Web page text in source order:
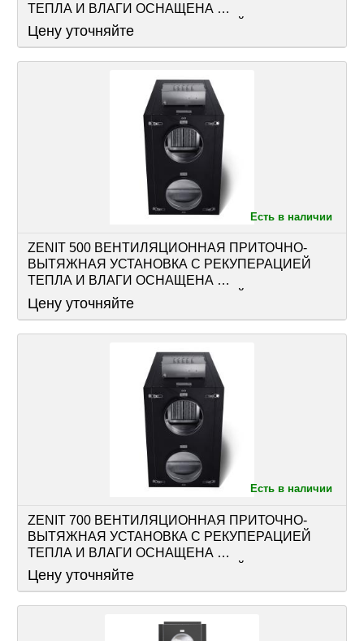
ТЕПЛА И ВЛАГИ ОСНАЩЕНА
РЕКУПЕРАТОРОМ, АВТОМАТИКОЙ
Цену уточняйте
Есть в наличии
ZENIT 500 ВЕНТИЛЯЦИОННАЯ ПРИТОЧНО-
ВЫТЯЖНАЯ УСТАНОВКА С РЕКУПЕРАЦИЕЙ
ТЕПЛА И ВЛАГИ ОСНАЩЕНА
РЕКУПЕРАТОРОМ, АВТОМАТИКОЙ
Цену уточняйте
Есть в наличии
ZENIT 700 ВЕНТИЛЯЦИОННАЯ ПРИТОЧНО-
ВЫТЯЖНАЯ УСТАНОВКА С РЕКУПЕРАЦИЕЙ
ТЕПЛА И ВЛАГИ ОСНАЩЕНА
РЕКУПЕРАТОРОМ, АВТОМАТИКОЙ
Цену уточняйте